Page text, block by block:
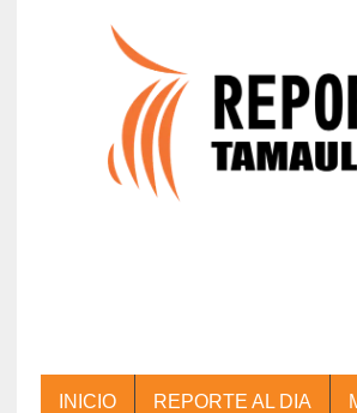
INICIO REPORTE AL DIA